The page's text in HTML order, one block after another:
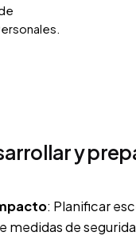
y
: Planificar
medidas de